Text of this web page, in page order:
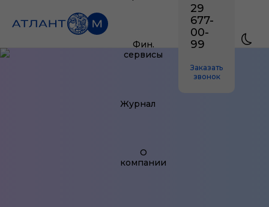
Фин.
сервисы
Журнал
О
компании
29
677-
00-
99
Заказать
звонок